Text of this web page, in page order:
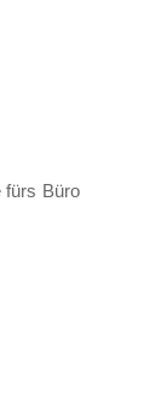
fürs Büro